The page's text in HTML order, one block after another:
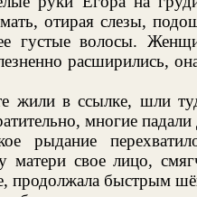
отирая слезы,
густые волосы.
расширились,
в ссылке, шли
многие
рыдание
матери свое лицо,
продолжала быстрым